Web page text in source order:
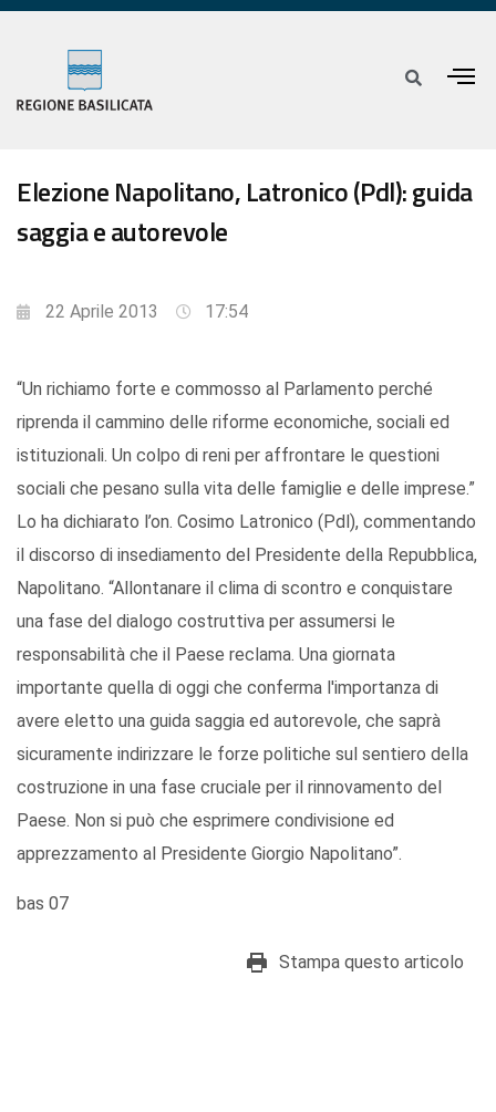
Elezione Napolitano, Latronico (Pdl): guida
saggia e autorevole
22 Aprile 2013 17:54
“Un richiamo forte e commosso al Parlamento perché
riprenda il cammino delle riforme economiche, sociali ed
istituzionali. Un colpo di reni per affrontare le questioni
sociali che pesano sulla vita delle famiglie e delle imprese.”
Lo ha dichiarato l’on. Cosimo Latronico (Pdl), commentando
il discorso di insediamento del Presidente della Repubblica,
Napolitano. “Allontanare il clima di scontro e conquistare
una fase del dialogo costruttiva per assumersi le
responsabilità che il Paese reclama. Una giornata
importante quella di oggi che conferma l'importanza di
avere eletto una guida saggia ed autorevole, che saprà
sicuramente indirizzare le forze politiche sul sentiero della
costruzione in una fase cruciale per il rinnovamento del
Paese. Non si può che esprimere condivisione ed
apprezzamento al Presidente Giorgio Napolitano”.
bas 07
Stampa questo articolo